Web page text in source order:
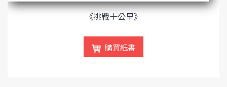
《挑戰十公里》
購買紙書